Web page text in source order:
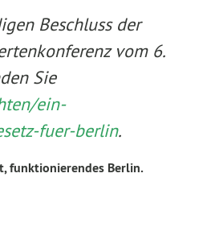
Beschluss der
vom 6.
Sie
ein-
fuer-berlin.
funktionierendes Berlin.